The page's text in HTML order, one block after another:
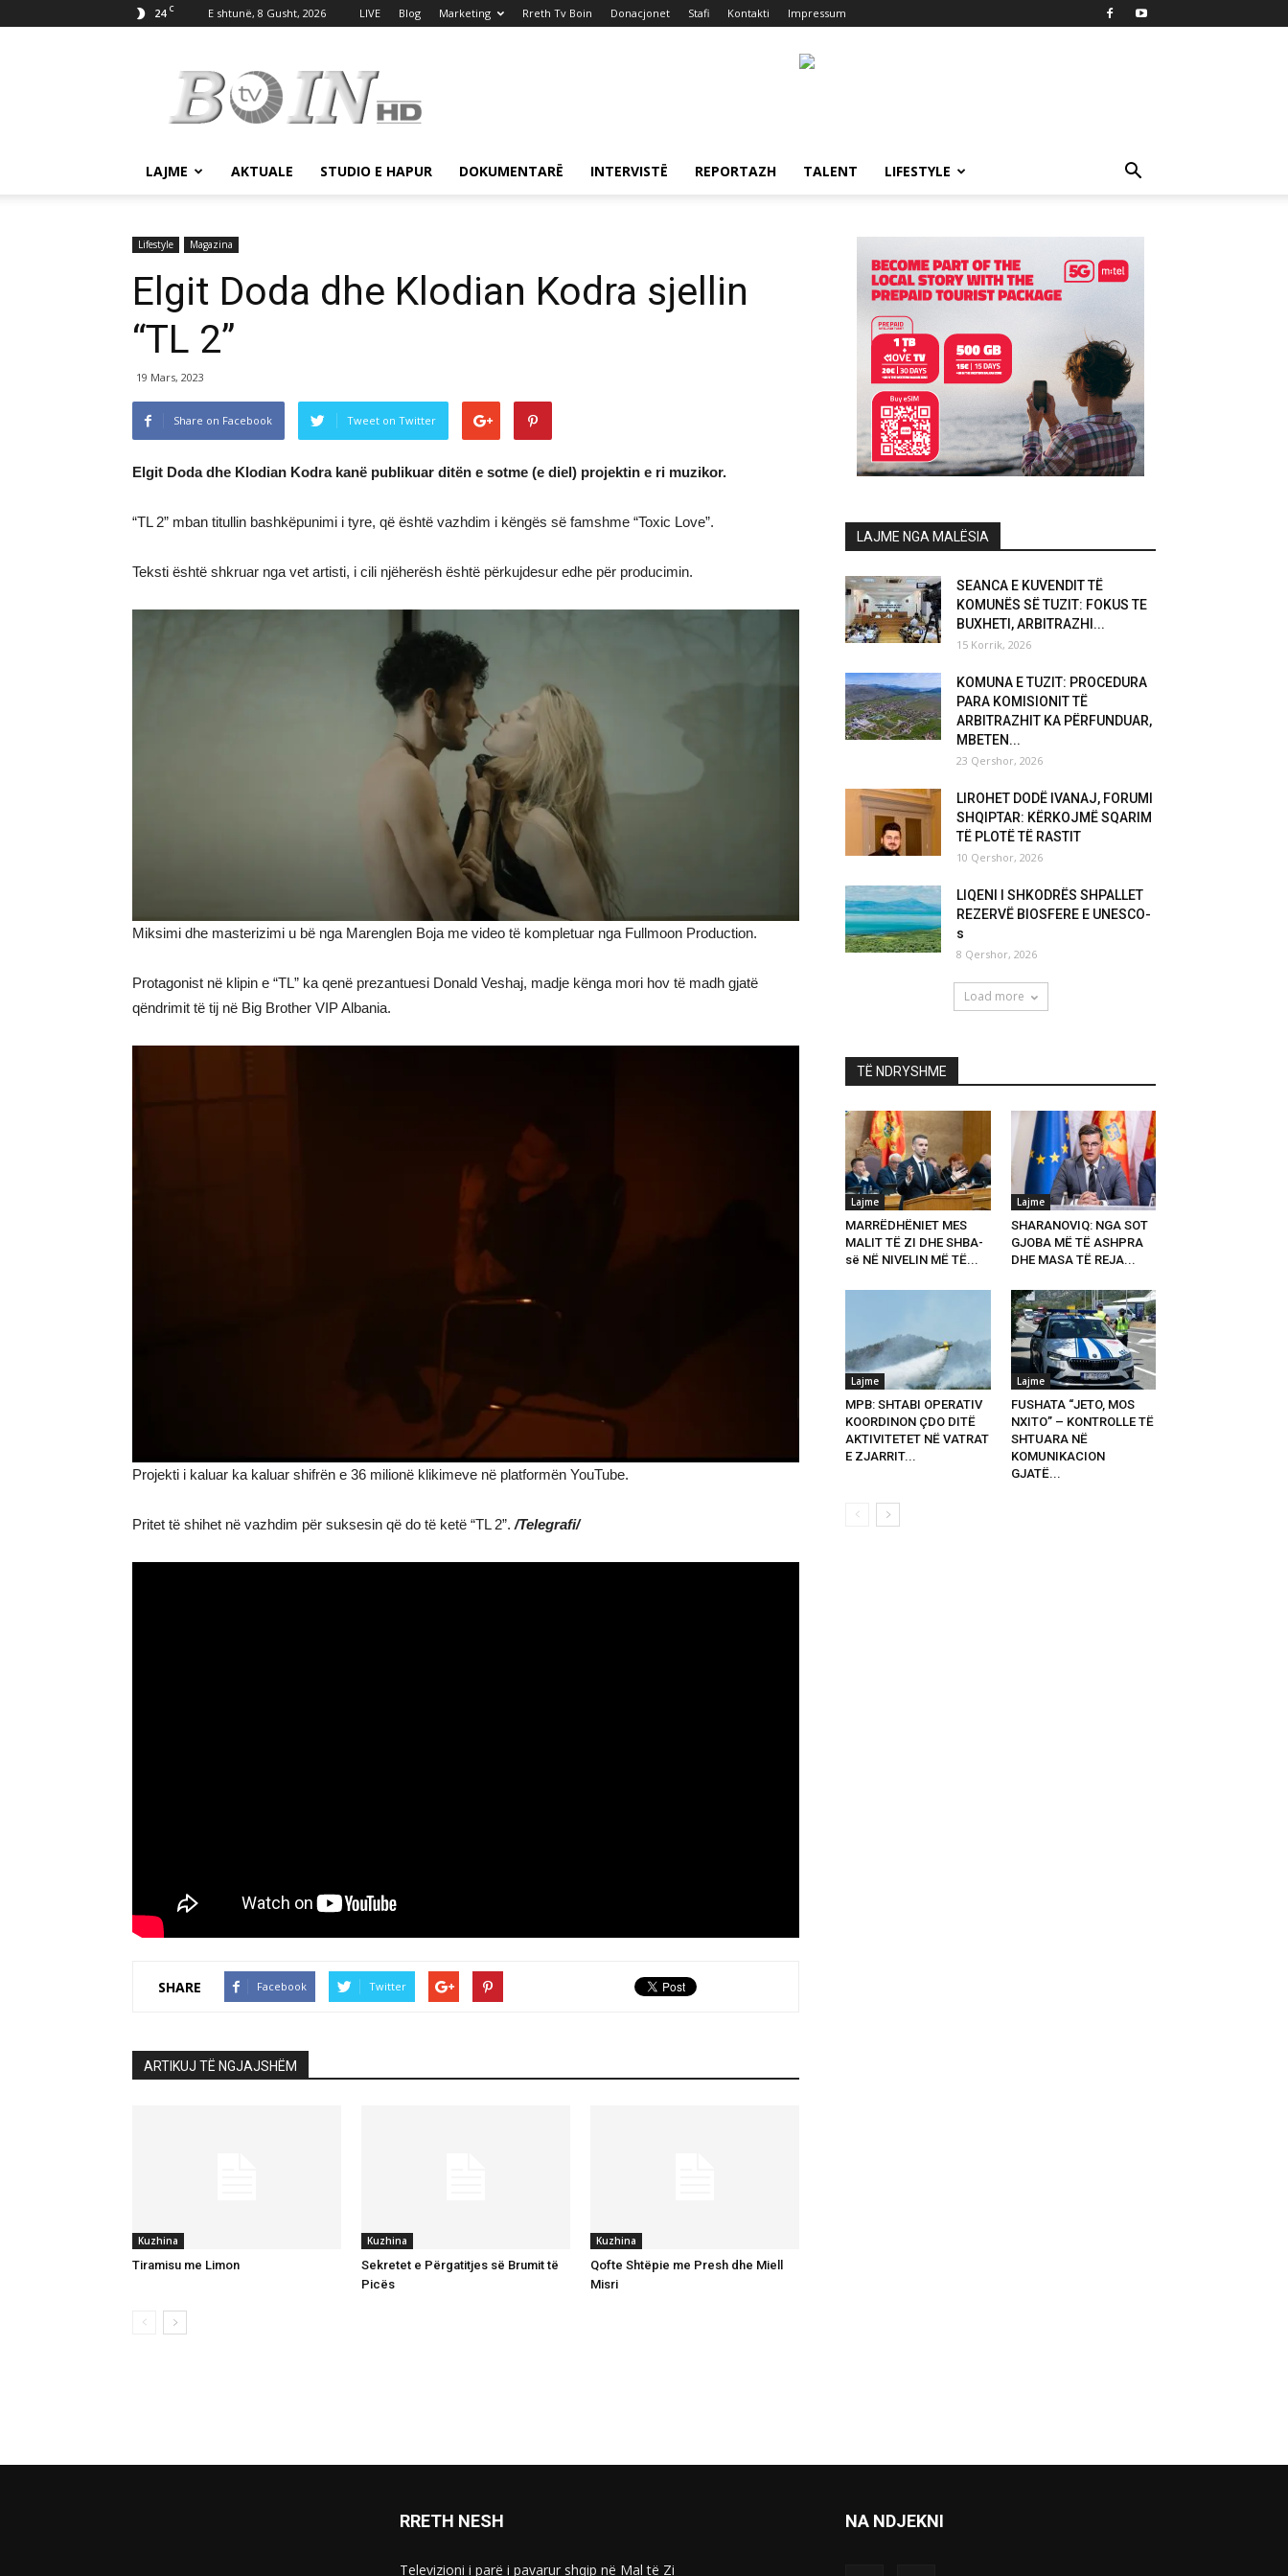
24 C E shtunë, 8 Gusht, 2026 LIVE Blog Marketing Rreth Tv Boin Donacjonet Stafi Kontakti Impressum
Boin
LAJME AKTUALE STUDIO E HAPUR DOKUMENTARË INTERVISTË REPORTAZH TALENT LIFESTYLE
Lifestyle Magazina
Elgit Doda dhe Klodian Kodra sjellin
“TL 2”
19 Mars, 2023
Share on Facebook Tweet on Twitter
Elgit Doda dhe Klodian Kodra kanë publikuar ditën e sotme (e diel) projektin e ri muzikor.
“TL 2” mban titullin bashkëpunimi i tyre, që është vazhdim i këngës së famshme “Toxic Love”.
Teksti është shkruar nga vet artisti, i cili njëherësh është përkujdesur edhe për producimin.
Miksimi dhe masterizimi u bë nga Marenglen Boja me video të kompletuar nga Fullmoon Production.
Protagonist në klipin e “TL” ka qenë prezantuesi Donald Veshaj, madje kënga mori hov të madh gjatë
qëndrimit të tij në Big Brother VIP Albania.
Projekti i kaluar ka kaluar shifrën e 36 milionë klikimeve në platformën YouTube.
Pritet të shihet në vazhdim për suksesin që do të ketë “TL 2”. /Telegrafi/
SHARE Facebook Twitter
ARTIKUJ TË NGJAJSHËM
Kuzhina
Tiramisu me Limon
Kuzhina
Sekretet e Përgatitjes së Brumit të
Picës
Kuzhina
Qofte Shtëpie me Presh dhe Miell
Misri
LAJME NGA MALËSIA
SEANCA E KUVENDIT TË
KOMUNËS SË TUZIT: FOKUS TE
BUXHETI, ARBITRAZHI...
15 Korrik, 2026
KOMUNA E TUZIT: PROCEDURA
PARA KOMISIONIT TË
ARBITRAZHIT KA PËRFUNDUAR,
MBETEN...
23 Qershor, 2026
LIROHET DODË IVANAJ, FORUMI
SHQIPTAR: KËRKOJMË SQARIM
TË PLOTË TË RASTIT
10 Qershor, 2026
LIQENI I SHKODRËS SHPALLET
REZERVË BIOSFERE E UNESCO-
s
8 Qershor, 2026
Load more
TË NDRYSHME
Lajme
MARRËDHËNIET MES
MALIT TË ZI DHE SHBA-
së NË NIVELIN MË TË...
Lajme
SHARANOVIQ: NGA SOT
GJOBA MË TË ASHPRA
DHE MASA TË REJA...
Lajme
MPB: SHTABI OPERATIV
KOORDINON ÇDO DITË
AKTIVITETET NË VATRAT
E ZJARRIT...
Lajme
FUSHATA “JETO, MOS
NXITO” – KONTROLLE TË
SHTUARA NË
KOMUNIKACION
GJATË...
RRETH NESH
Televizioni i parë i pavarur shqip në Mal të Zi
NA NDJEKNI